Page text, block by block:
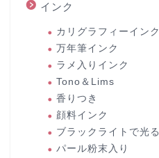
インク
カリグラフィーインク
万年筆インク
ラメ入りインク
Tono＆Lims
香りつき
顔料インク
ブラックライトで光る
パール粉末入り